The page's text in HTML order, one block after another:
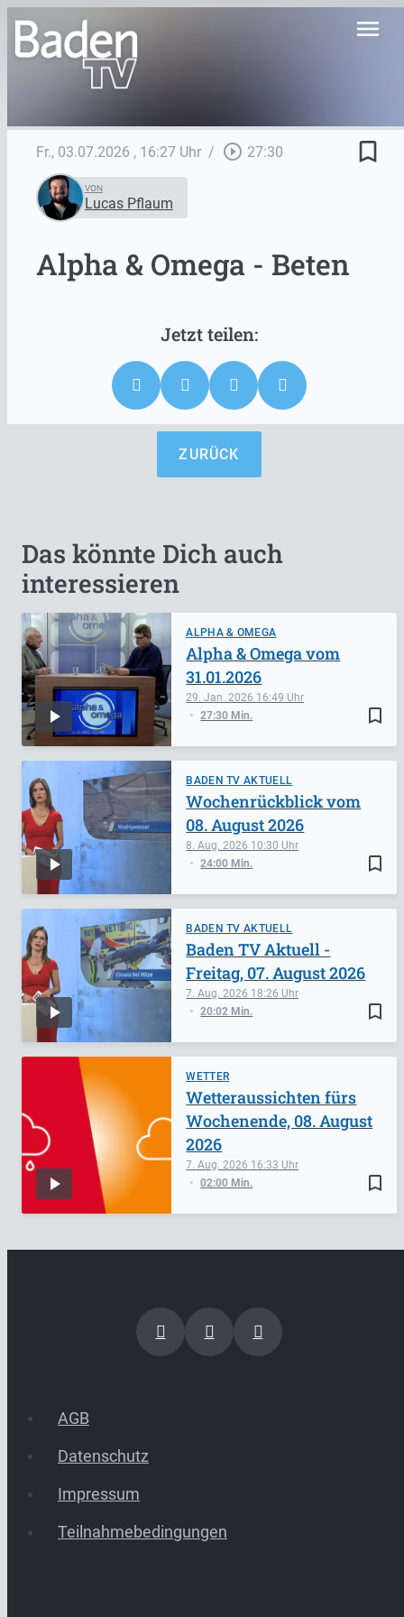
menu
Fr., 03.07.2026 , 16:27 Uhr / play_circle_outline 27:30 bookmark_border
VON
Lucas Pflaum
Alpha & Omega - Beten
ZURÜCK
Das könnte Dich auch
interessieren
ALPHA & OMEGA
bookmark_border
29. Jan. 2026 16:49
27:30 Min.
Alpha & Omega vom
31.01.2026
BADEN TV AKTUELL
bookmark_border
8. Aug. 2026 10:30
24:00 Min.
Wochenrückblick vom
08. August 2026
BADEN TV AKTUELL
bookmark_border
7. Aug. 2026 18:26
20:02 Min.
Baden TV Aktuell -
Freitag, 07. August 2026
WETTER
bookmark_border
7. Aug. 2026 16:33
02:00 Min.
Wetteraussichten fürs
Wochenende, 08. August
2026
AGB
Datenschutz
Impressum
Teilnahmebedingungen